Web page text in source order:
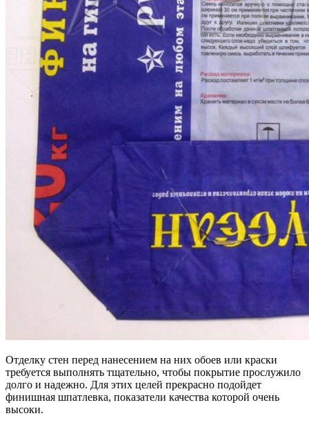
Отделку стен перед нанесением на них обоев или краски
требуется выполнять тщательно, чтобы покрытие прослужило
долго и надежно. Для этих целей прекрасно подойдет
финишная шпатлевка, показатели качества которой очень
высоки.